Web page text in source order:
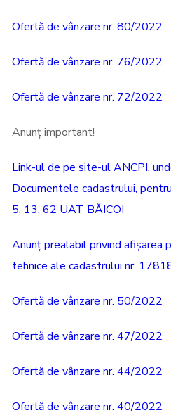
Ofertă de vânzare nr. 80/2022
Ofertă de vânzare nr. 76/2022
Ofertă de vânzare nr. 72/2022
Anunț important!
Link-ul de pe site-ul ANCPI,
Documentele cadastrului,
5, 13, 62 UAT BĂICOI
Anunț prealabil privind afișarea
tehnice ale cadastrului nr.
Ofertă de vânzare nr. 50/2022
Ofertă de vânzare nr. 47/2022
Ofertă de vânzare nr. 44/2022
Ofertă de vânzare nr. 40/2022